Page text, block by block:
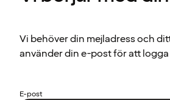
Vi behöver din mejladress och
använder din e-post för att
E-post